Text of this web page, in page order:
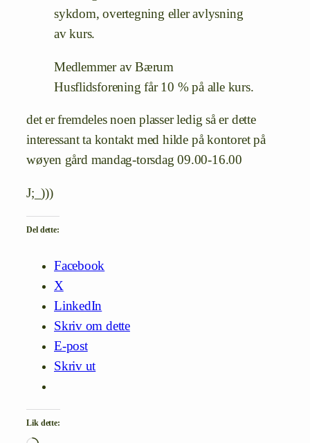
sykdom, overtegning eller avlysning
av kurs.
Medlemmer av Bærum
Husflidsforening får 10 % på alle kurs.
det er fremdeles noen plasser ledig så er dette
interessant ta kontakt med hilde på kontoret på
wøyen gård mandag-torsdag 09.00-16.00
J;_)))
Del dette:
Facebook
X
LinkedIn
Skriv om dette
E-post
Skriv ut
Lik dette: